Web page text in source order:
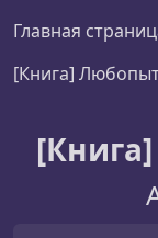
Главная
[Книга]